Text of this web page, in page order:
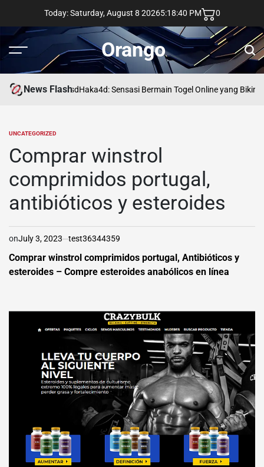
content
Today: Saturday, August 8 20265:18:41 PM 0
Menu Orango
News Flash
asdHaka4d: Sensasi Bermain Togel Online yang Bikin
POSTED
UNCATEGORIZED
Comprar winstrol
comprimidos portugal,
antibióticos y esteroides
onJuly 3, 2023 test36344359
Comprar winstrol comprimidos portugal, Antibióticos y
esteroides – Compre esteroides anabólicos en línea